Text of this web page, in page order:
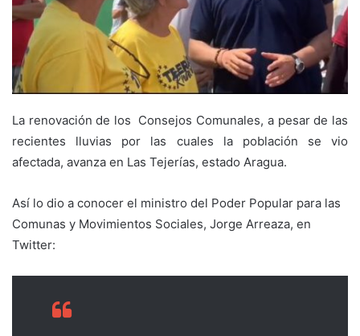
La renovación de los Consejos Comunales, a pesar de las
recientes lluvias por las cuales la población se vio
afectada, avanza en Las Tejerías, estado Aragua.
Así lo dio a conocer el ministro del Poder Popular para las
Comunas y Movimientos Sociales, Jorge Arreaza, en
Twitter: